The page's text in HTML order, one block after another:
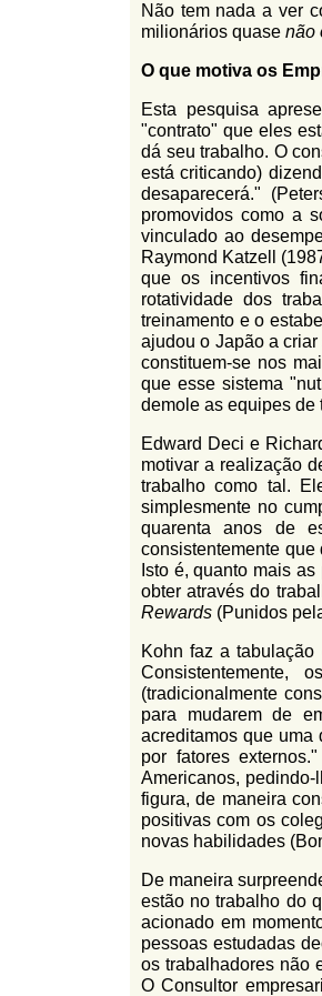
Não tem nada a ver
milionários quase não
O que motiva os
Esta pesquisa
"contrato" que eles
dá seu trabalho. O
está criticando)
desaparecerá."
promovidos como a
vinculado ao
Raymond Katzell
que os incentivos
rotatividade dos
treinamento e o
ajudou o Japão a
constituem-se nos
que esse sistema
demole as equipes de
Edward Deci e
motivar a realização
trabalho como tal.
simplesmente no
quarenta anos de
consistentemente
Isto é, quanto mais
obter através do
Rewards (Punidos
Kohn faz a
Consistentemente,
(tradicionalmente
para mudarem de
acreditamos que uma
por fatores
Americanos,
figura, de maneira
positivas com os
novas habilidades
De maneira
estão no trabalho do
acionado em
pessoas estudadas
os trabalhadores não
O Consultor